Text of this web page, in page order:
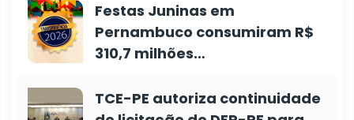
Festas Juninas em
Pernambuco consumiram R$
310,7 milhões…
TCE-PE autoriza continuidade